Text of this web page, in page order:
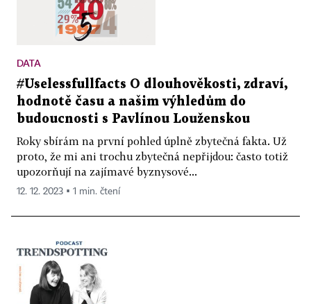
DATA
#Uselessfullfacts O dlouhověkosti, zdraví,
hodnotě času a našim výhledům do
budoucnosti s Pavlínou Louženskou
Roky sbírám na první pohled úplně zbytečná fakta. Už
proto, že mi ani trochu zbytečná nepřijdou: často totiž
upozorňují na zajímavé byznysové...
12. 12. 2023 ▪ 1 min. čtení